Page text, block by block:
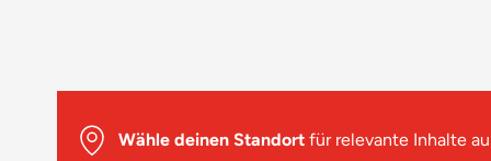
Wähle deinen Standort für relevante Inhalte